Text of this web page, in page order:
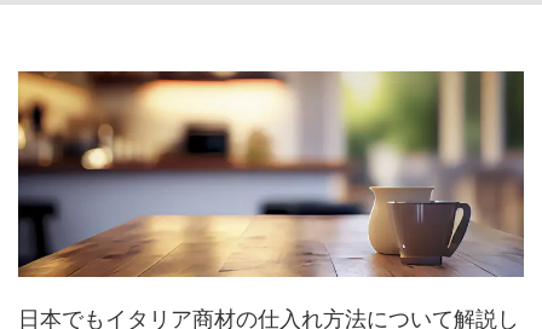
日本でもイタリア商材の仕入れ方法について解説し